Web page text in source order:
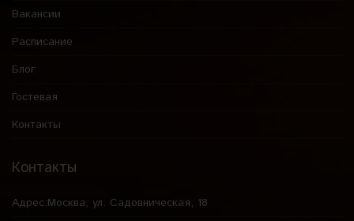
Вакансии
Расписание
Блог
Гостевая
Контакты
Контакты
Адрес:Москва, ул. Садовническая, 18